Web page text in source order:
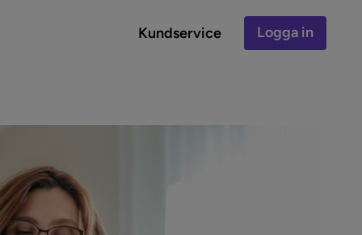
Kundservice Logga in